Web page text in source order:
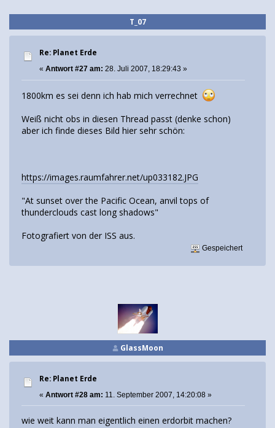
T_07
Re: Planet Erde
« Antwort #27 am: 28. Juli 2007, 18:29:43 »
1800km es sei denn ich hab mich verrechnet
Weiß nicht obs in diesen Thread passt (denke schon)
aber ich finde dieses Bild hier sehr schön:
https://images.raumfahrer.net/up033182.JPG
"At sunset over the Pacific Ocean, anvil tops of
thunderclouds cast long shadows"
Fotografiert von der ISS aus.
Gespeichert
GlassMoon
Re: Planet Erde
« Antwort #28 am: 11. September 2007, 14:20:08 »
wie weit kann man eigentlich einen erdorbit machen?